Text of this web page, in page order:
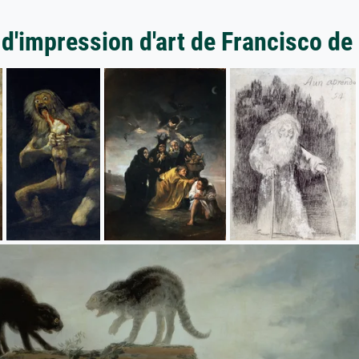
d'art de Francisco de